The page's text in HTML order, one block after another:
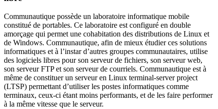
Communautique possède un laboratoire informatique mobile
constitué de portables. Ce laboratoire est configuré en double
amorçage qui permet une cohabitation des distributions de Linux et
de Windows. Communautique, afin de mieux étudier ces solutions
informatiques et à l’instar d’autres groupes communautaires, utilise
des logiciels libres pour son serveur de fichiers, son serveur web,
son serveur FTP et son serveur de courriels. Communautique est à
même de constituer un serveur en Linux terminal-server project
(LTSP) permettant d’utiliser les postes informatiques comme
terminaux, ceux-ci étant moins performants, et de les faire performer
à la même vitesse que le serveur.